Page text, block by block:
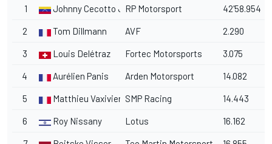
1 Johnny Cecotto Jr.RP Motorsport 42'58.954
2 Tom Dillmann AVF 2.290
3 Louis Delétraz Fortec Motorsports 3.075
4 Aurélien Panis Arden Motorsport 14.082
5 Matthieu VaxiviereSMP Racing 14.443
6 Roy Nissany Lotus 16.162